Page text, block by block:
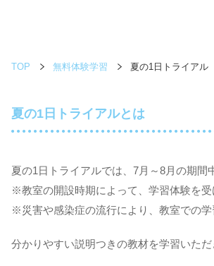
TOP 無料体験学習 夏の1日トライアル
夏の1日トライアルとは
夏の1日トライアルでは、7月～8月の期間
※教室の開設時期によって、学習体験を
※災害や感染症の流行により、教室での
分かりやすい説明つきの教材を学習いた